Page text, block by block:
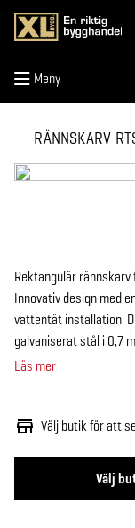
Meny
Meny
RÄNNSKARV
Välj
Välj butik för att
Rektangulär
Innovativ design med
vattentät installation.
galvaniserat stål i 0,7
Läs mer